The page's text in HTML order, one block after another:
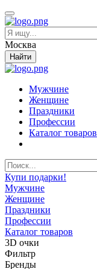
Москва
Найти
Мужчине
Женщине
Праздники
Профессии
Каталог товаров
Купи подарки!
Мужчине
Женщине
Праздники
Профессии
Каталог товаров
3D очки
Фильтр
Бренды